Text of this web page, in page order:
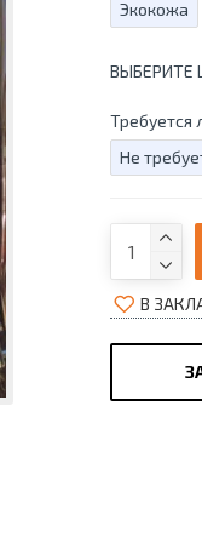
Экокожа
ВЫБЕРИТЕ
Требуется
Не
В